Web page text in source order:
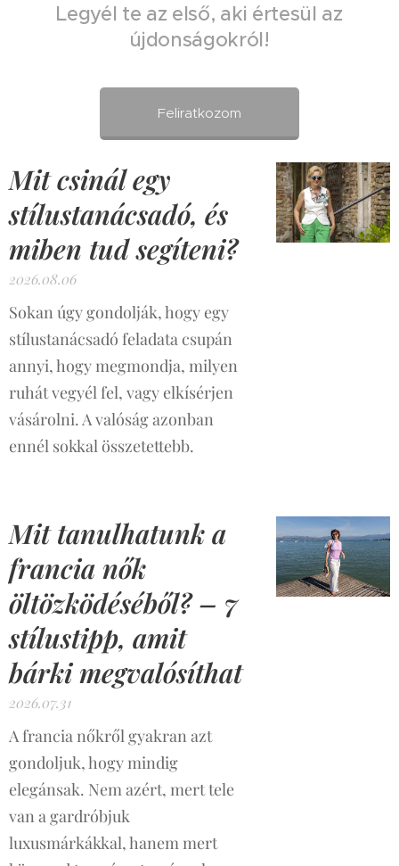
Legyél te az első, aki értesül az
újdonságokról!
Feliratkozom
Mit csinál egy
stílustanácsadó, és
miben tud segíteni?
2026.08.06
Sokan úgy gondolják, hogy egy
stílustanácsadó feladata csupán
annyi, hogy megmondja, milyen
ruhát vegyél fel, vagy elkísérjen
vásárolni. A valóság azonban
ennél sokkal összetettebb.
Mit tanulhatunk a
francia nők
öltözködéséből? – 7
stílustipp, amit
bárki megvalósíthat
2026.07.31
A francia nőkről gyakran azt
gondoljuk, hogy mindig
elegánsak. Nem azért, mert tele
van a gardróbjuk
luxusmárkákkal, hanem mert